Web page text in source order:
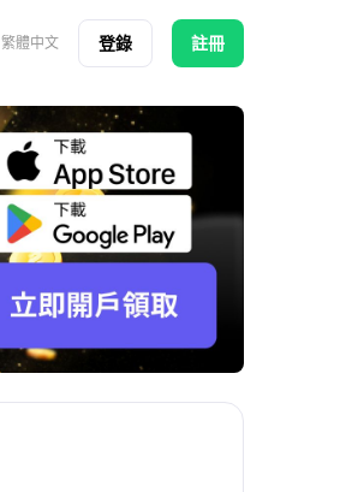
繁體中文 登錄 註冊